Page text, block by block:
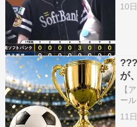
10
が
ら
【
ー
中
時
11